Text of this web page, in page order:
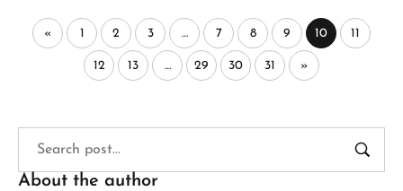
« 1 2 3 … 7 8 9 10 11
12 13 … 29 30 31 »
About the author